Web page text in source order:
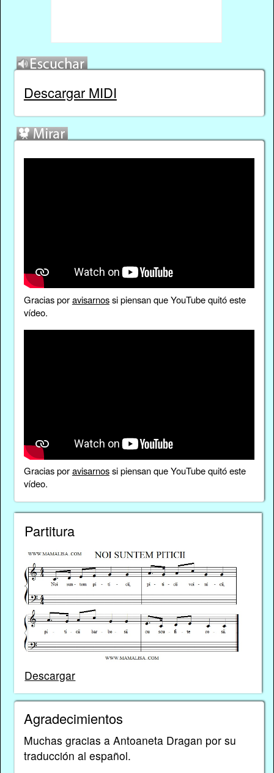
Descargar MIDI
Gracias poravisarnossi piensan que YouTube quitó este
vídeo.
Gracias poravisarnossi piensan que YouTube quitó este
vídeo.
Partitura
Descargar
Agradecimientos
Muchas gracias a Antoaneta Dragan por su
traducción al español.